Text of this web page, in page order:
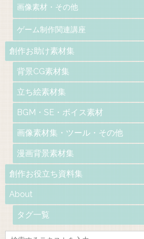
画像素材・その他
ゲーム制作関連講座
創作お助け素材集
背景CG素材集
立ち絵素材集
BGM・SE・ボイス素材
画像素材集・ツール・その他
漫画背景素材集
創作お役立ち資料集
About
タグ一覧